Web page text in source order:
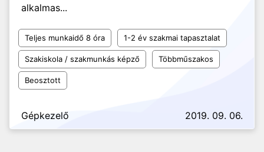
alkalmas...
Teljes munkaidő 8 óra 1-2 év szakmai tapasztalat
Szakiskola / szakmunkás képző Többműszakos
Beosztott
Gépkezelő 2019. 09. 06.